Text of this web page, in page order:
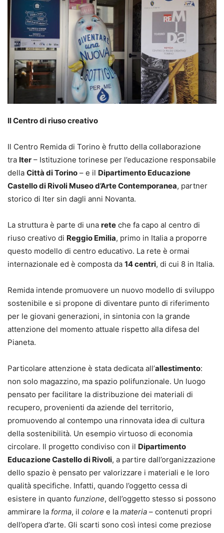
Il Centro di riuso creativo
Il Centro Remida di Torino è frutto della collaborazione
tra Iter – Istituzione torinese per l’educazione responsabile
della Città di Torino – e il Dipartimento Educazione
Castello di Rivoli Museo d’Arte Contemporanea, partner
storico di Iter sin dagli anni Novanta.
La struttura è parte di una rete che fa capo al centro di
riuso creativo di Reggio Emilia, primo in Italia a proporre
questo modello di centro educativo. La rete è ormai
internazionale ed è composta da 14 centri, di cui 8 in Italia.
Remida intende promuovere un nuovo modello di sviluppo
sostenibile e si propone di diventare punto di riferimento
per le giovani generazioni, in sintonia con la grande
attenzione del momento attuale rispetto alla difesa del
Pianeta.
Particolare attenzione è stata dedicata all’allestimento:
non solo magazzino, ma spazio polifunzionale. Un luogo
pensato per facilitare la distribuzione dei materiali di
recupero, provenienti da aziende del territorio,
promuovendo al contempo una rinnovata idea di cultura
della sostenibilità. Un esempio virtuoso di economia
circolare. Il progetto condiviso con il Dipartimento
Educazione Castello di Rivoli, a partire dall’organizzazione
dello spazio è pensato per valorizzare i materiali e le loro
qualità specifiche. Infatti, quando l’oggetto cessa di
esistere in quanto funzione, dell’oggetto stesso si possono
ammirare la forma, il colore e la materia – contenuti propri
dell’opera d’arte. Gli scarti sono così intesi come preziose